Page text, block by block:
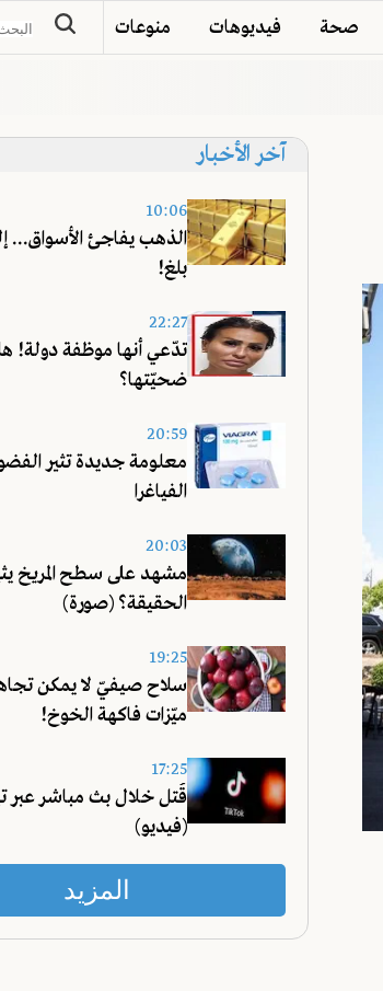
صحة فيديوهات منوعات
آخر الأخبار
10:06
الذهب يفاجئ الأسواق...
بلغ!
22:27
تدّعي أنها موظفة دولة!
ضحيّتها؟
20:59
معلومة جديدة تثير
الفياغرا
20:03
مشهد على سطح المريخ
الحقيقة؟ (صورة)
19:25
سلاح صيفيّ لا يمكن
ميّزات فاكهة الخوخ!
17:25
قُتل خلال بث مباشر عبر
(فيديو)
المزيد